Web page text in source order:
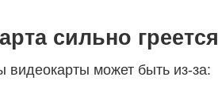
сильно греется
может быть из-за: